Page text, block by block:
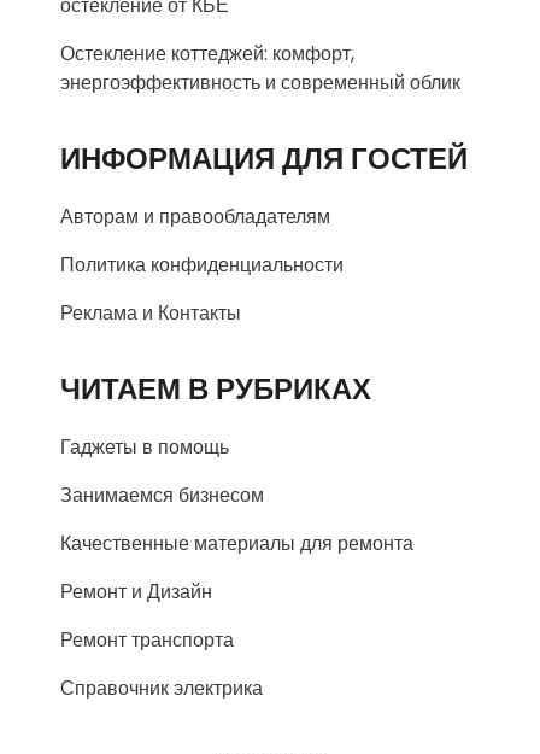
Остекление коттеджей: комфорт,
энергоэффективность и современный облик
ИНФОРМАЦИЯ ДЛЯ ГОСТЕЙ
Авторам и правообладателям
Политика конфиденциальности
Реклама и Контакты
ЧИТАЕМ В РУБРИКАХ
Гаджеты в помощь
Занимаемся бизнесом
Качественные материалы для ремонта
Ремонт и Дизайн
Ремонт транспорта
Справочник электрика